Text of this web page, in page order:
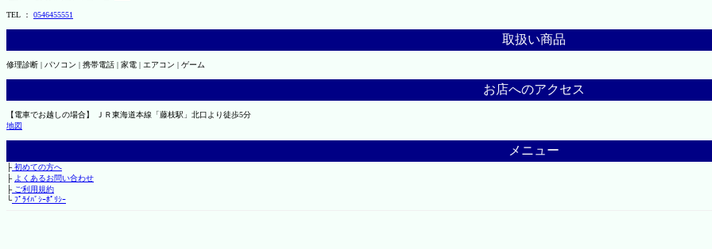
TEL ： 0546455551
取扱い商品
修理診断 | パソコン | 携帯電話 | 家電 | エアコン | ゲーム
お店へのアクセス
【電車でお越しの場合】 ＪＲ東海道本線「藤枝駅」北口より徒歩5分
地図
メニュー
├初めての方へ
├ よくあるお問い合わせ
├ご利用規約
└ﾌﾟﾗｲﾊﾞｼｰﾎﾟﾘｼｰ